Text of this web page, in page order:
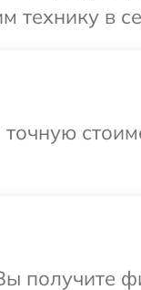
технику в
получите